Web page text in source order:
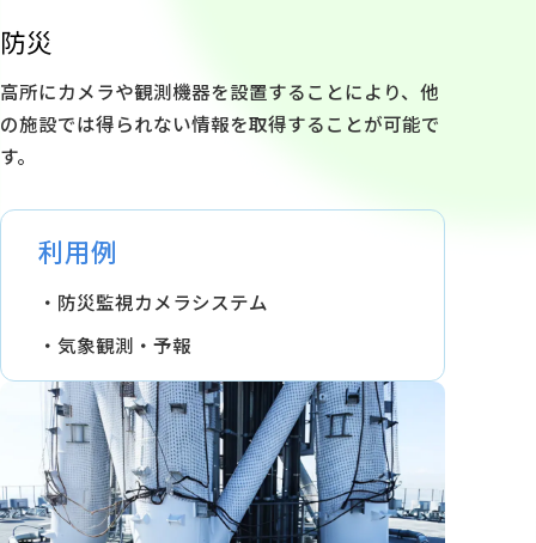
防災
高所にカメラや観測機器を設置することにより、他
の施設では得られない情報を取得することが可能で
す。
利用例
防災監視カメラシステム
気象観測・予報